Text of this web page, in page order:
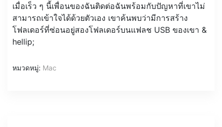
เมื่อเร็ว ๆ นี้เพื่อนของฉันติดต่อฉันพร้อมกับปัญหาที่เขาไม่
สามารถเข้าใจได้ด้วยตัวเอง เขาค้นพบว่ามีการสร้าง
โฟลเดอร์ที่ซ่อนอยู่สองโฟลเดอร์บนแฟลช USB ของเขา &
hellip;
หมวดหมู่: Mac